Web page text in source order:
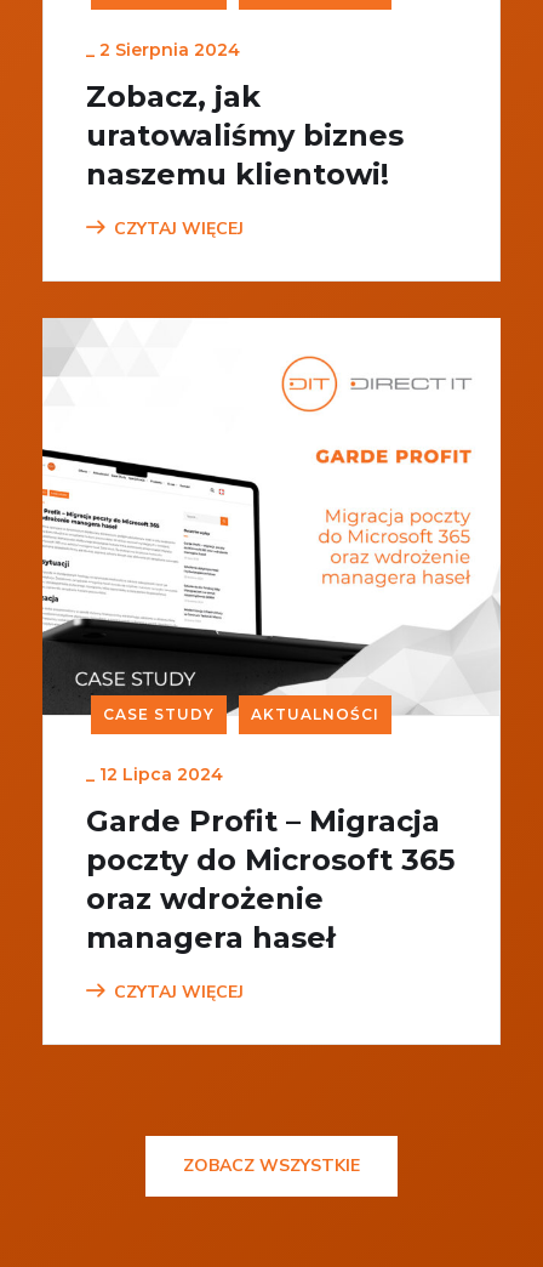
_ 2 Sierpnia 2024
Zobacz, jak
uratowaliśmy biznes
naszemu klientowi!
CZYTAJ WIĘCEJ
CASE STUDY AKTUALNOŚCI
_ 12 Lipca 2024
Garde Profit – Migracja
poczty do Microsoft 365
oraz wdrożenie
managera haseł
CZYTAJ WIĘCEJ
ZOBACZ WSZYSTKIE